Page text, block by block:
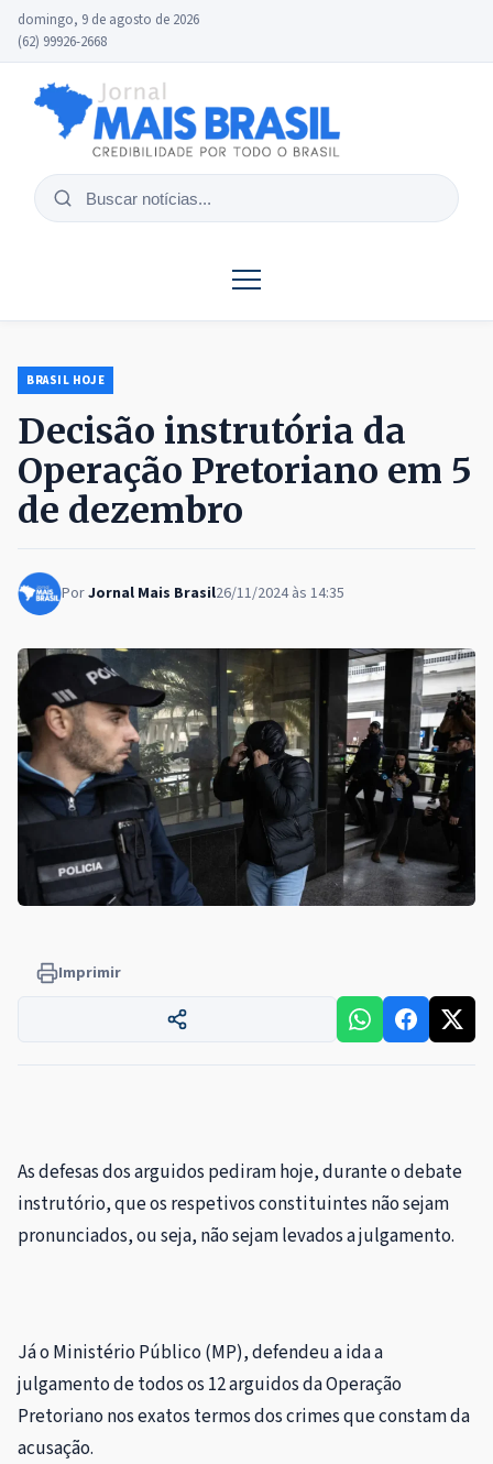
domingo, 9 de agosto de 2026
(62) 99926-2668
Buscar
BRASIL HOJE
Decisão instrutória da
Operação Pretoriano em 5
de dezembro
PorJornal Mais Brasil26/11/2024 às 14:35
Imprimir
As defesas dos arguidos pediram hoje, durante o debate
instrutório, que os respetivos constituintes não sejam
pronunciados, ou seja, não sejam levados a julgamento.
Já o Ministério Público (MP), defendeu a ida a
julgamento de todos os 12 arguidos da Operação
Pretoriano nos exatos termos dos crimes que constam da
acusação.